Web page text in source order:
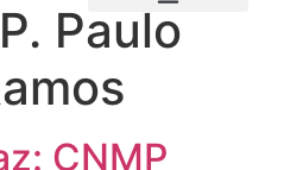
Paulo
CNMP